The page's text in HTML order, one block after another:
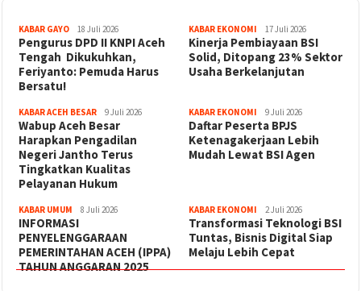
KABAR GAYO 18 Juli 2026
‎Pengurus DPD II KNPI Aceh
Tengah Dikukuhkan,
Feriyanto: Pemuda Harus
Bersatu!
KABAR EKONOMI 17 Juli 2026
Kinerja Pembiayaan BSI
Solid, Ditopang 23% Sektor
Usaha Berkelanjutan
KABAR ACEH BESAR 9 Juli 2026
Wabup Aceh Besar
Harapkan Pengadilan
Negeri Jantho Terus
Tingkatkan Kualitas
Pelayanan Hukum
KABAR EKONOMI 9 Juli 2026
Daftar Peserta BPJS
Ketenagakerjaan Lebih
Mudah Lewat BSI Agen
KABAR UMUM 8 Juli 2026
INFORMASI
PENYELENGGARAAN
PEMERINTAHAN ACEH (IPPA)
TAHUN ANGGARAN 2025
KABAR EKONOMI 2 Juli 2026
Transformasi Teknologi BSI
Tuntas, Bisnis Digital Siap
Melaju Lebih Cepat